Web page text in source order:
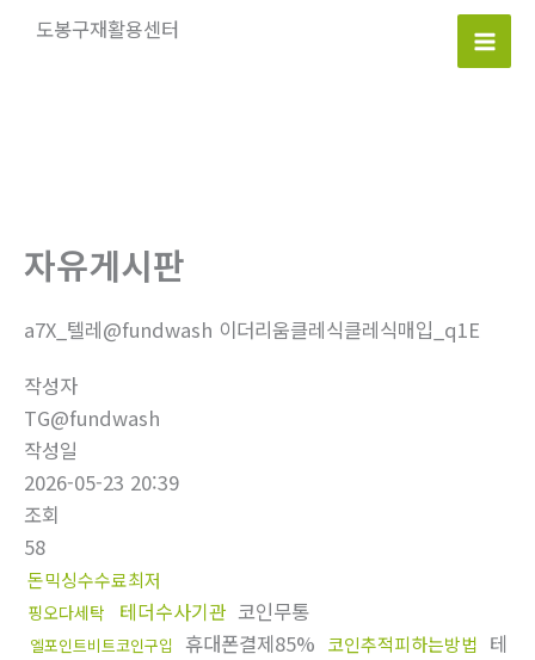
도봉구재활용센터
Main
자유게시판
a7X_텔레@fundwash 이더리움클레식클레식매입_q1E
작성자
TG@fundwash
작성일
2026-05-23 20:39
조회
58
돈믹싱수수료최저
핑오다세탁 테더수사기관 코인무통
엘포인트비트코인구입 휴대폰결제85% 코인추적피하는방법 테